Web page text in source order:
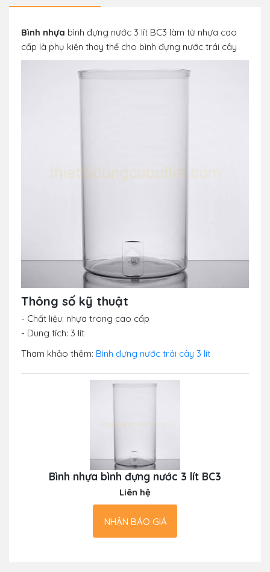
Bình nhựa bình đựng nước 3 lít BC3 làm từ nhựa cao
cấp là phụ kiện thay thế cho bình đựng nước trái cây
Thông số kỹ thuật
- Chất liệu: nhựa trong cao cấp
- Dung tích: 3 lít
Tham khảo thêm: Bình đựng nước trái cây 3 lít
Bình nhựa bình đựng nước 3 lít BC3
Liên hệ
NHẬN BÁO GIÁ